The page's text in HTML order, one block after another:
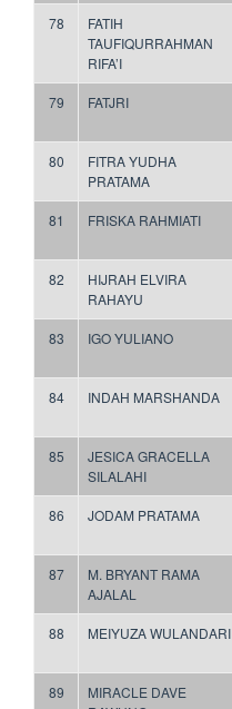
78
FATIH
TAUFIQURRAHMAN
RIFA’I
79 FATJRI
80
FITRA YUDHA
PRATAMA
81 FRISKA RAHMIATI
82
HIJRAH ELVIRA
RAHAYU
83 IGO YULIANO
84 INDAH MARSHANDA
85
JESICA GRACELLA
SILALAHI
86 JODAM PRATAMA
87
M. BRYANT RAMA
AJALAL
88 MEIYUZA WULANDARI
89
MIRACLE DAVE